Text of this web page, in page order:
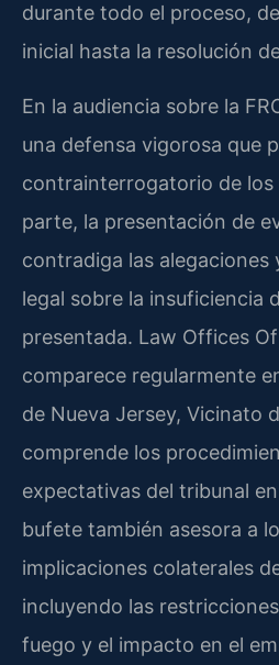
durante todo el proceso,
inicial hasta la resolución
En la audiencia sobre la
una defensa vigorosa que
contrainterrogatorio de
parte, la presentación de
contradiga las alegaciones
legal sobre la insuficiencia
presentada. Law Offices Of
comparece regularmente
de Nueva Jersey, Vicinato
comprende los
expectativas del tribunal
bufete también asesora a
implicaciones colaterales
incluyendo las
fuego y el impacto en el